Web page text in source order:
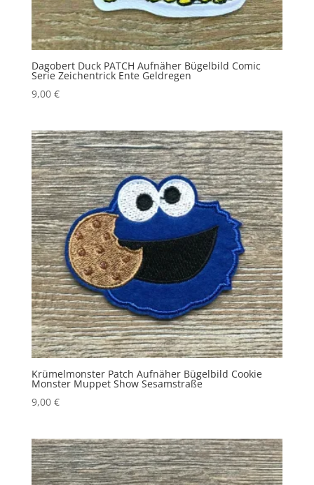
Dagobert Duck PATCH Aufnäher Bügelbild Comic
Serie Zeichentrick Ente Geldregen
9,00 €
Krümelmonster Patch Aufnäher Bügelbild Cookie
Monster Muppet Show Sesamstraße
9,00 €